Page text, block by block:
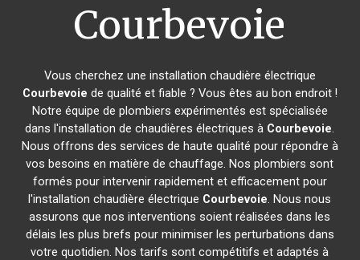
Courbevoie
Vous cherchez une installation chaudière électrique
Courbevoie de qualité et fiable ? Vous êtes au bon endroit !
Notre équipe de plombiers expérimentés est spécialisée
dans l'installation de chaudières électriques à Courbevoie.
Nous offrons des services de haute qualité pour répondre à
vos besoins en matière de chauffage. Nos plombiers sont
formés pour intervenir rapidement et efficacement pour
l'installation chaudière électrique Courbevoie. Nous nous
assurons que nos interventions soient réalisées dans les
délais les plus brefs pour minimiser les perturbations dans
votre quotidien. Nos tarifs sont compétitifs et adaptés à